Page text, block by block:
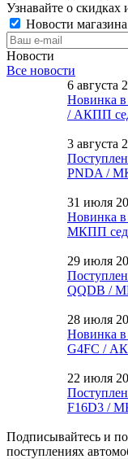
Узнавайте о
Новости
Новости
Все новости
6 августа
Новинка в
/ АКПП
3 августа
PNDA /
31 июля
Новинка в
МКПП
29 июля
QQDB /
28 июля
Новинка в
G4FC /
22 июля
F16D3 /
Подписывайтесь и
поступлениях